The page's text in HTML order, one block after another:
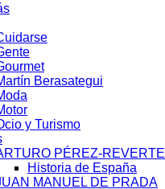
Berasategui
y Turismo
PÉREZ-REVERTE
Historia de España
MANUEL DE PRADA